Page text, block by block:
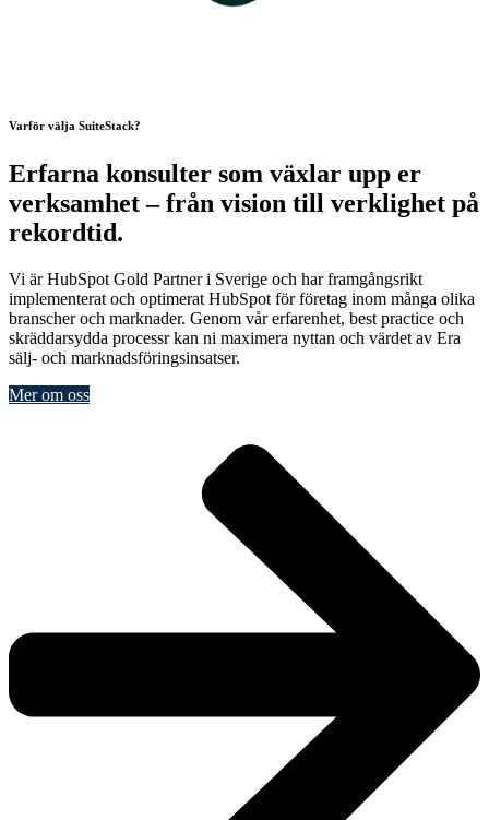
Varför välja SuiteStack?
Erfarna konsulter som växlar upp er
verksamhet – från vision till verklighet på
rekordtid.
Vi är HubSpot Gold Partner i Sverige och har framgångsrikt
implementerat och optimerat HubSpot för företag inom många olika
branscher och marknader. Genom vår erfarenhet, best practice och
skräddarsydda processr kan ni maximera nyttan och värdet av Era
sälj- och marknadsföringsinsatser.
Mer om oss